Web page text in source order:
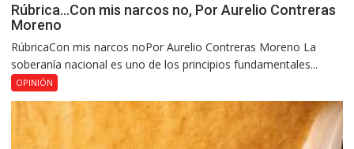
Rúbrica…Con mis narcos no, Por Aurelio Contreras
Moreno
RúbricaCon mis narcos noPor Aurelio Contreras Moreno La
soberanía nacional es uno de los principios fundamentales...
OPINIÓN